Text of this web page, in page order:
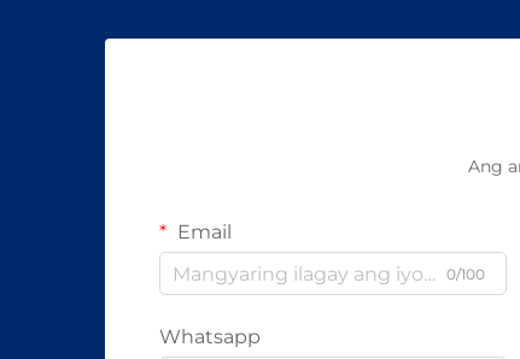
Ang
Email
0/100
Whatsapp